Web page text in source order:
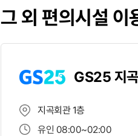
그 외 편의시설 이
GS25 지
지곡회관 1층
유인 08:00~02:00